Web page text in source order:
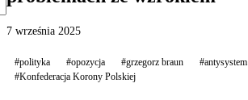
7 września 2025
#polityka #opozycja #grzegorz braun
#antysystem
#Konfederacja Korony Polskiej